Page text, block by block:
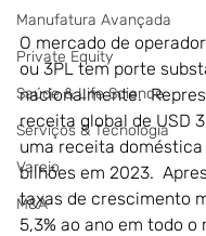
Manufatura Avançada
Private Equity
Saúde & Life Science
Serviços & Tecnologia
Varejo
M&A
O mercado de
ou 3PL tem porte
nacionalmente.
receita global de USD
uma receita doméstica
bilhões em 2023.
taxas de crescimento
5,3% ao ano em todo o